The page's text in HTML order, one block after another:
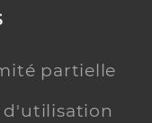
partielle
d'utilisation